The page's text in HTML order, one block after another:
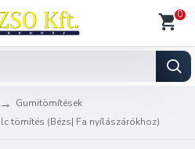
0
Gumitömítések
tömítés (Bézs| Fa nyílászárókhoz)